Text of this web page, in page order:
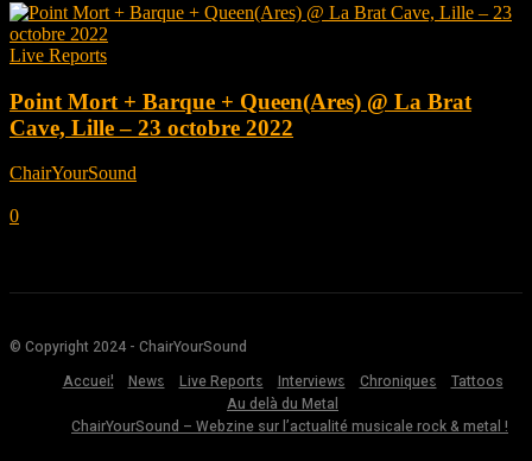
Live Reports
Point Mort + Barque + Queen(Ares) @ La Brat
Cave, Lille – 23 octobre 2022
ChairYourSound
0
© Copyright 2024 - ChairYourSound
Accueil
News Live Reports Interviews Chroniques
Tattoos
Au delà du Metal
ChairYourSound – Webzine sur l’actualité musicale rock & metal !